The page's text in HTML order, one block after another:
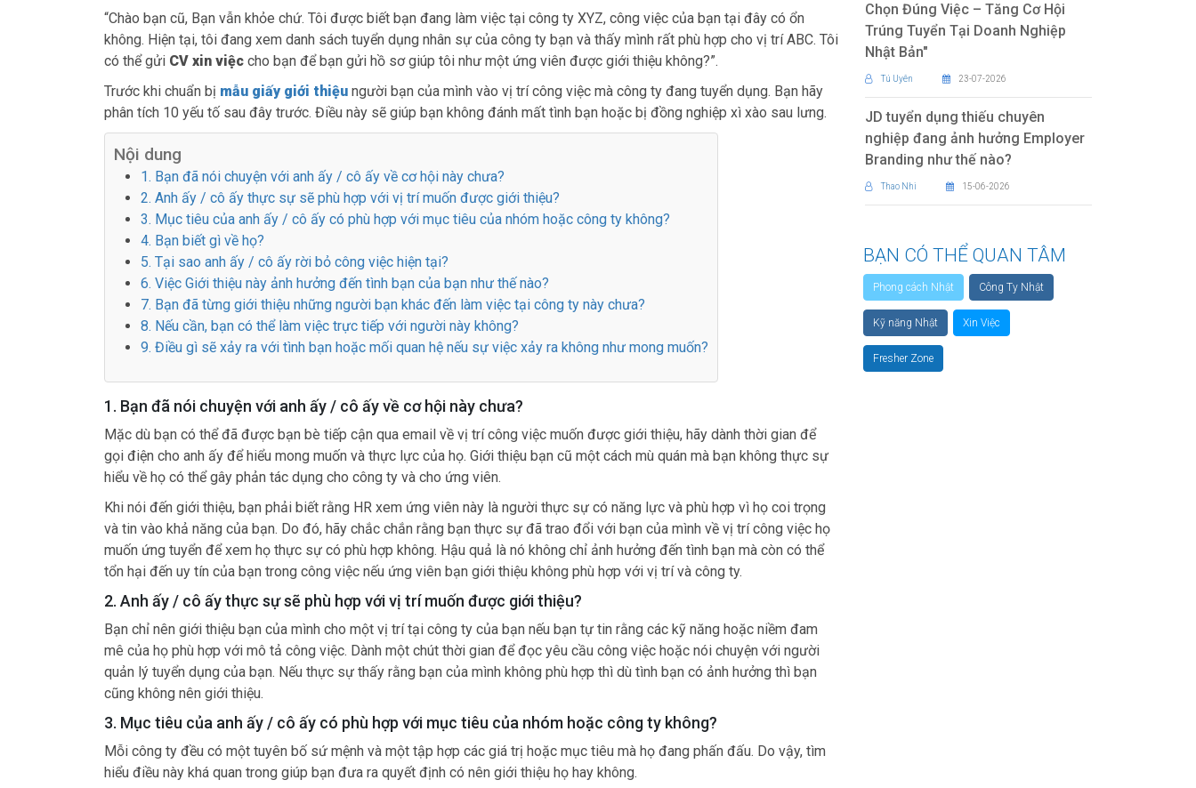
“Chào bạn cũ, Bạn vẫn khỏe chứ. Tôi được biết bạn đang làm việc tại công ty XYZ, công việc của bạn tại đây có ổn
không. Hiện tại, tôi đang xem danh sách tuyển dụng nhân sự của công ty bạn và thấy mình rất phù hợp cho vị trí ABC. Tôi
có thể gửi CV xin việc cho bạn để bạn gửi hồ sơ giúp tôi như một ứng viên được giới thiệu không?”.
Trước khi chuẩn bị mẫu giấy giới thiệu người bạn của mình vào vị trí công việc mà công ty đang tuyển dụng. Bạn hãy
phân tích 10 yếu tố sau đây trước. Điều này sẽ giúp bạn không đánh mất tình bạn hoặc bị đồng nghiệp xì xào sau lưng.
Nội dung
1. Bạn đã nói chuyện với anh ấy / cô ấy về cơ hội này chưa?
2. Anh ấy / cô ấy thực sự sẽ phù hợp với vị trí muốn được giới thiệu?
3. Mục tiêu của anh ấy / cô ấy có phù hợp với mục tiêu của nhóm hoặc công ty không?
4. Bạn biết gì về họ?
5. Tại sao anh ấy / cô ấy rời bỏ công việc hiện tại?
6. Việc Giới thiệu này ảnh hưởng đến tình bạn của bạn như thế nào?
7. Bạn đã từng giới thiệu những người bạn khác đến làm việc tại công ty này chưa?
8. Nếu cần, bạn có thể làm việc trực tiếp với người này không?
9. Điều gì sẽ xảy ra với tình bạn hoặc mối quan hệ nếu sự việc xảy ra không như mong muốn?
1. Bạn đã nói chuyện với anh ấy / cô ấy về cơ hội này chưa?
Mặc dù bạn có thể đã được bạn bè tiếp cận qua email về vị trí công việc muốn được giới thiệu, hãy dành thời gian để
gọi điện cho anh ấy để hiểu mong muốn và thực lực của họ. Giới thiệu bạn cũ một cách mù quán mà bạn không thực sự
hiểu về họ có thể gây phản tác dụng cho công ty và cho ứng viên.
Khi nói đến giới thiệu, bạn phải biết rằng HR xem ứng viên này là người thực sự có năng lực và phù hợp vì họ coi trọng
và tin vào khả năng của bạn. Do đó, hãy chắc chắn rằng bạn thực sự đã trao đổi với bạn của mình về vị trí công việc họ
muốn ứng tuyển để xem họ thực sự có phù hợp không. Hậu quả là nó không chỉ ảnh hưởng đến tình bạn mà còn có thể
tổn hại đến uy tín của bạn trong công việc nếu ứng viên bạn giới thiệu không phù hợp với vị trí và công ty.
2. Anh ấy / cô ấy thực sự sẽ phù hợp với vị trí muốn được giới thiệu?
Bạn chỉ nên giới thiệu bạn của mình cho một vị trí tại công ty của bạn nếu bạn tự tin rằng các kỹ năng hoặc niềm đam
mê của họ phù hợp với mô tả công việc. Dành một chút thời gian để đọc yêu cầu công việc hoặc nói chuyện với người
quản lý tuyển dụng của bạn. Nếu thực sự thấy rằng bạn của mình không phù hợp thì dù tình bạn có ảnh hưởng thì bạn
cũng không nên giới thiệu.
3. Mục tiêu của anh ấy / cô ấy có phù hợp với mục tiêu của nhóm hoặc công ty không?
Mỗi công ty đều có một tuyên bố sứ mệnh và một tập hợp các giá trị hoặc mục tiêu mà họ đang phấn đấu. Do vậy, tìm
hiểu điều này khá quan trong giúp bạn đưa ra quyết định có nên giới thiệu họ hay không.
Chọn Đúng Việc – Tăng Cơ Hội
Trúng Tuyển Tại Doanh Nghiệp
Nhật Bản"
Tú Uyên 23-07-2026
JD tuyển dụng thiếu chuyên
nghiệp đang ảnh hưởng Employer
Branding như thế nào?
Thao Nhi 15-06-2026
BẠN CÓ THỂ QUAN TÂM
Phong cách Nhật Công Ty Nhật
Kỹ năng Nhật Xin Việc
Fresher Zone